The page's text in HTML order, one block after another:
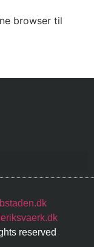
browser til
reserved